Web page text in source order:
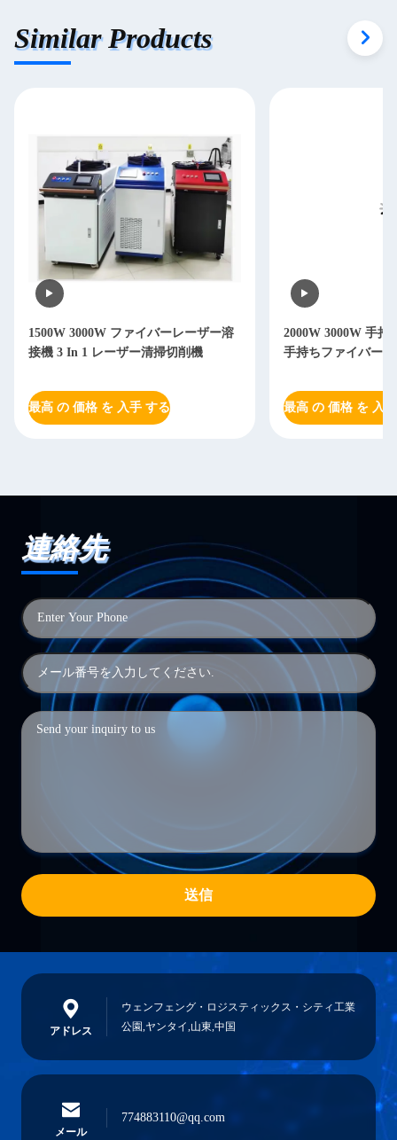
Similar Products
1500W 3000W ファイバーレーザー溶
接機 3 In 1 レーザー清掃切削機
最高 の 価格 を 入手 する
2000W 3000W 手持
手持ちファイバー
最高 の 価格 を 入
連絡先
送信
アドレス
ウェンフェング・ロジスティックス・シティ工業
公園,ヤンタイ,山東,中国
メール
774883110@qq.com